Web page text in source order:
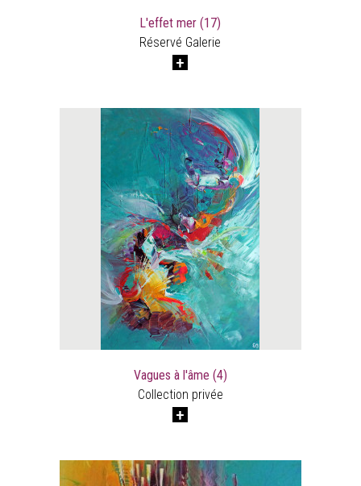
L'effet mer (17)
Réservé Galerie
Vagues à l'âme (4)
Collection privée